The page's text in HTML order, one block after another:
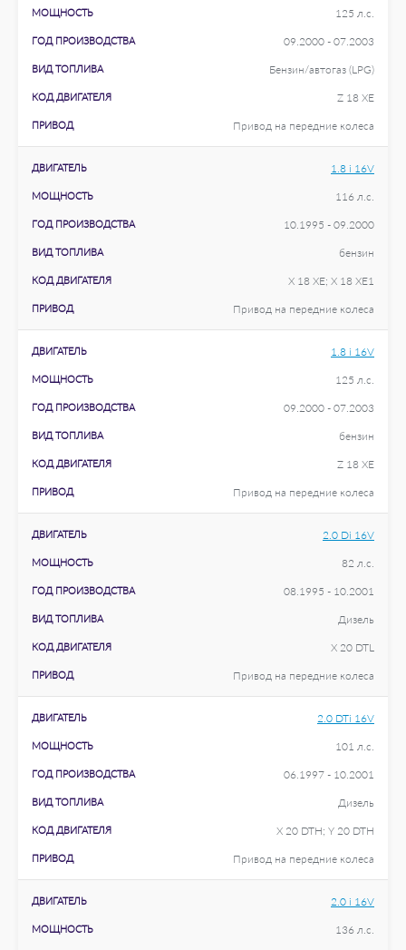
МОЩНОСТЬ 125 л.с.
ГОД ПРОИЗВОДСТВА 09.2000 - 07.2003
ВИД ТОПЛИВА Бензин/автогаз (LPG)
КОД ДВИГАТЕЛЯ Z 18 XE
ПРИВОД Привод на передние колеса
ДВИГАТЕЛЬ 1.8 i 16V
МОЩНОСТЬ 116 л.с.
ГОД ПРОИЗВОДСТВА 10.1995 - 09.2000
ВИД ТОПЛИВА бензин
КОД ДВИГАТЕЛЯ X 18 XE; X 18 XE1
ПРИВОД Привод на передние колеса
ДВИГАТЕЛЬ 1.8 i 16V
МОЩНОСТЬ 125 л.с.
ГОД ПРОИЗВОДСТВА 09.2000 - 07.2003
ВИД ТОПЛИВА бензин
КОД ДВИГАТЕЛЯ Z 18 XE
ПРИВОД Привод на передние колеса
ДВИГАТЕЛЬ 2.0 Di 16V
МОЩНОСТЬ 82 л.с.
ГОД ПРОИЗВОДСТВА 08.1995 - 10.2001
ВИД ТОПЛИВА Дизель
КОД ДВИГАТЕЛЯ X 20 DTL
ПРИВОД Привод на передние колеса
ДВИГАТЕЛЬ 2.0 DTi 16V
МОЩНОСТЬ 101 л.с.
ГОД ПРОИЗВОДСТВА 06.1997 - 10.2001
ВИД ТОПЛИВА Дизель
КОД ДВИГАТЕЛЯ X 20 DTH; Y 20 DTH
ПРИВОД Привод на передние колеса
ДВИГАТЕЛЬ 2.0 i 16V
МОЩНОСТЬ 136 л.с.